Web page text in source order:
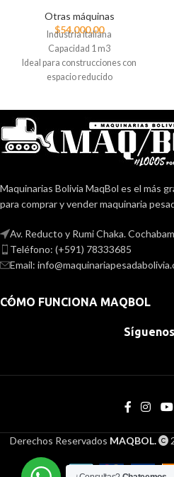
Otras máquinas
$54.000,00
Industria italiana
Capacidad 1 m3
Ideal para construcciones con
espacio reducido
Maquinarias Bolivia MaqBol es el más
para comprar y vender maquinaria
Av. Reducto y Rumi Chaka.
Teléfono: (+591) 78333685
Email:
CÓMO FUNCIONA MAQBOL
Derechos Reservados MAQBOL.